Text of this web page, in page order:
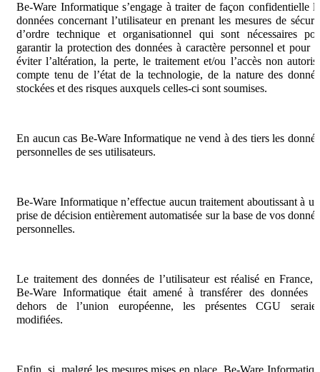
Be-Ware Informatique s’engage à traiter de façon confidentielle
données concernant l’utilisateur en prenant les mesures de
d’ordre technique et organisationnel qui sont nécessaires
garantir la protection des données à caractère personnel et pour
éviter l’altération, la perte, le traitement et/ou l’accès non
compte tenu de l’état de la technologie, de la nature des
stockées et des risques auxquels celles-ci sont soumises.
En aucun cas Be-Ware Informatique ne vend à des tiers les
personnelles de ses utilisateurs.
Be-Ware Informatique n’effectue aucun traitement aboutissant à
prise de décision entièrement automatisée sur la base de vos
personnelles.
Le traitement des données de l’utilisateur est réalisé en France,
Be-Ware Informatique était amené à transférer des données
dehors de l’union européenne, les présentes CGU
modifiées.
Enfin, si, malgré les mesures mises en place, Be-Ware